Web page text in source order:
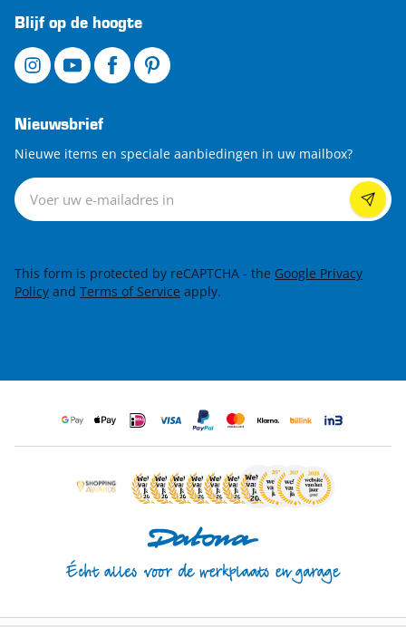
Blijf op de hoogte
Nieuwsbrief
Nieuwe items en speciale aanbiedingen in uw mailbox?
Nieuwsbrief
This form is protected by reCAPTCHA - the Google Privacy
Policy and Terms of Service apply.